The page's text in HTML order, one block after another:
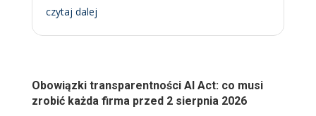
czytaj dalej
Obowiązki transparentności AI Act: co musi
zrobić każda firma przed 2 sierpnia 2026